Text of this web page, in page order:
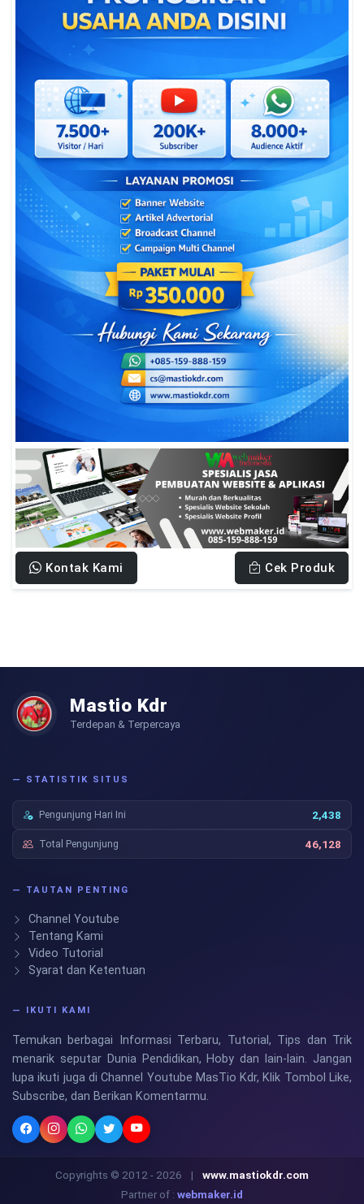
01
Menu Baru Di Info GTK 2026! Informasi
Penting Untuk Guru, Tendik, Siswa, Dan
Kepala Sekolah, Segera Cek Ini Batas
Waktunya!
2 Agustus 2026 Info GTK
02
Surat Edaran Kemendikdasmen Tentang
Penguatan Kompetensi Literasi Dan
Numerasi Murid Tahun 2026, Ini Strategi
Dan Alurnya
2 Agustus 2026 469 Surat Edaran Bersama
Pengumuman Hasil Seleksi PPPK Guru
Dan Tenaga Kependidikan (Tendik/TU) Di
Sekolah Rakyat Tahun 2026 Lingkungan
Kementerian Sosial RI, Ini Daftar Nama
Peserta Yang Lolos!
6 Agustus 2026 423
Kontak Kami
Mastio Kdr
Pengunjung Hari Ini